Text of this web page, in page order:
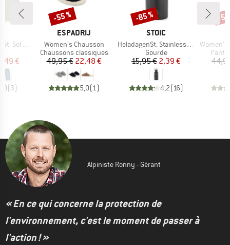
Light
réduit
€
(3)
MARQUE
ESPADRIJ
Article
Women's Chausson
Product group
Chaussons classiques
Prix
49,95 €Prix réduit
22,48 €
5,0(1)
Remise
-55 %
MARQUE
STOIC
Article
HeladagenSt. Stainless Steel Bottle 500ml
Product group
Gourde
Prix
15,95 €Prix réduit
2,39 €
4,2(16)
Remise
-85 %
Article
Women's
-
Alpiniste Ronny - Gérant
« En ce qui concerne la protection de
l'environnement, c'est le moment de passer à
l'action ! »